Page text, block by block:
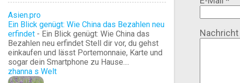
Nachricht
Asien.pro
Ein Blick genügt: Wie China das Bezahlen neu
erfindet - Ein Blick genügt: Wie China das
Bezahlen neu erfindet Stell dir vor, du gehst
einkaufen und lässt Portemonnaie, Karte und
sogar dein Smartphone zu Hause....
zhanna s Welt